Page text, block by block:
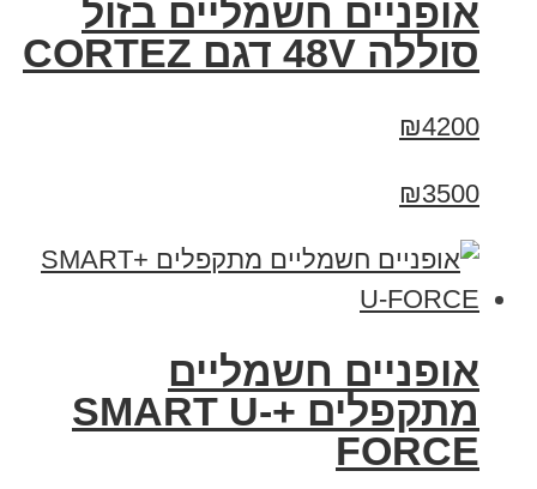
אופניים חשמליים בזול
סוללה 48V דגם CORTEZ
₪4200
₪3500
אופניים חשמליים
מתקפלים +SMART U-
FORCE